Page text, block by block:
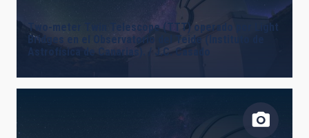
Two-meter Twin Telescope (TTT) operado por Light
Bridges en el Observatorio del Teide (Instituto de
Astrofísica de Canarias). / J.C. Casado